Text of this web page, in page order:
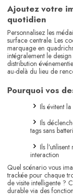
Ajoutez votre
quotidien
Personnalisez les
surface centrale. Les
marquage en
intégralement le design
distribution
au-delà du lieu de
Pourquoi vos
Ils évitent
Ils
tags sans
Ils
interaction
Quel scénario vous
trackée pour chaque
de visite intelligente ?
durable via des